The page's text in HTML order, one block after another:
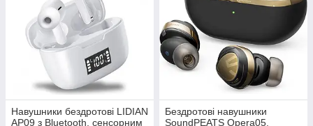
Навушники бездротові LIDIAN
AP09 з Bluetooth, сенсорним
Бездротові навушники
SoundPEATS Opera05.